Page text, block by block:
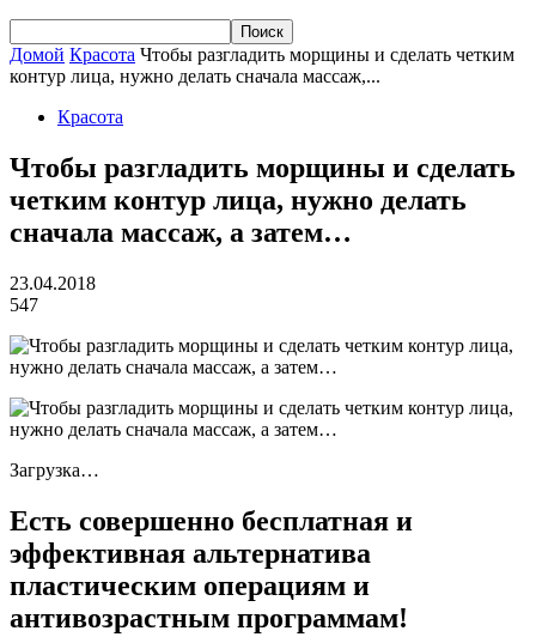
Домой Красота Чтобы разгладить морщины и сделать четким
контур лица, нужно делать сначала массаж,...
Красота
Чтобы разгладить морщины и сделать
четким контур лица, нужно делать
сначала массаж, а затем…
23.04.2018
547
Загрузка…
Есть совершенно бесплатная и
эффективная альтернатива
пластическим операциям и
антивозрастным программам!